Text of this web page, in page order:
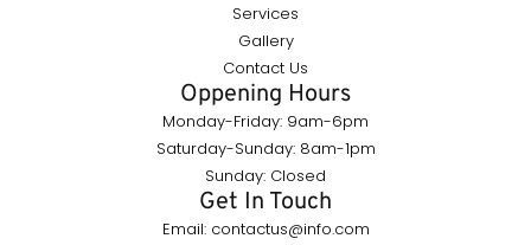
Services
Gallery
Contact Us
Oppening Hours
Monday-Friday: 9am-6pm
Saturday-Sunday: 8am-1pm
Sunday: Closed
Get In Touch
Email: contactus@info.com